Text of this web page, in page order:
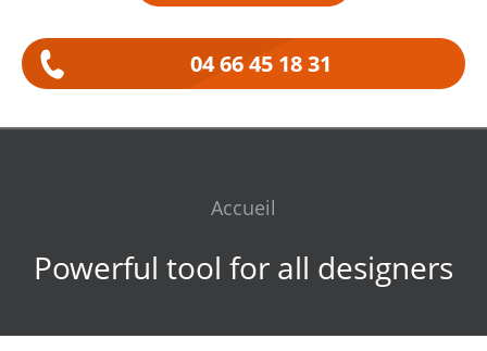
04 66 45 18 31
Accueil
Powerful tool for all designers